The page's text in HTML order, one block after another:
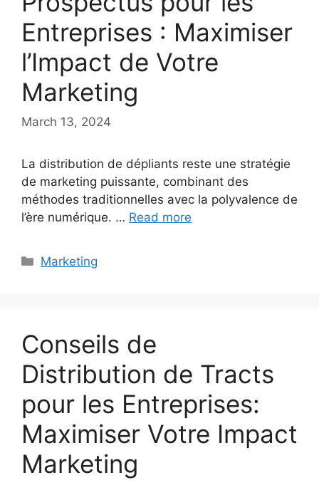
Entreprises : Maximiser
l’Impact de Votre
Marketing
March 13, 2024
La distribution de dépliants reste une stratégie
de marketing puissante, combinant des
méthodes traditionnelles avec la polyvalence de
l’ère numérique. … Read more
Categories
Marketing
Conseils de
Distribution de Tracts
pour les Entreprises:
Maximiser Votre Impact
Marketing